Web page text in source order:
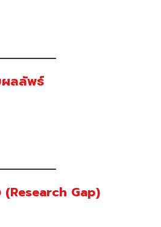
ผลลัพธ์
(Research Gap)